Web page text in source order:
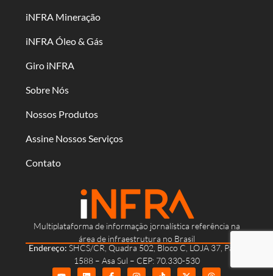
Multiplataforma de informação jornalística referência na
área de infraestrutura no Brasil
Endereço: SHCS/CR, Quadra 502, Bloco C, LOJA 37, Parte
1588 – Asa Sul – CEP: 70.330-530
iNFRA Mineração
iNFRA Óleo & Gás
Giro iNFRA
Sobre Nós
Nossos Produtos
Assine Nossos Serviços
Contato